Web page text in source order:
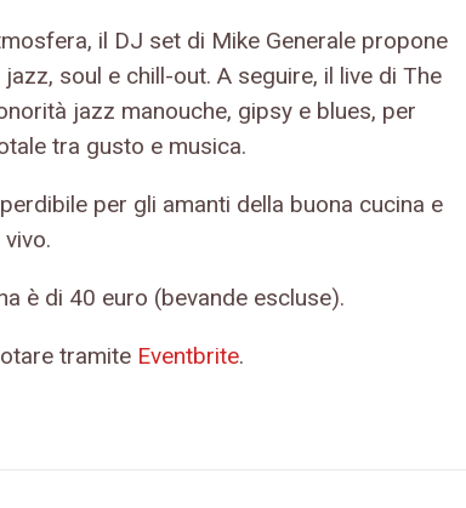
il DJ set di Mike Generale propone
soul e chill-out. A seguire, il live di The
jazz manouche, gipsy e blues, per
tra gusto e musica.
per gli amanti della buona cucina e
è di 40 euro (bevande escluse).
tramite Eventbrite.